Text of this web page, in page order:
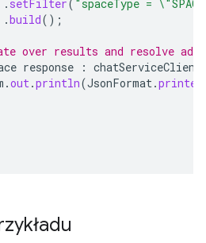
. setFilter( "spaceType =
.build();
over results and resolve
response : chatServiceClient
.out.println(JsonFormat.printer